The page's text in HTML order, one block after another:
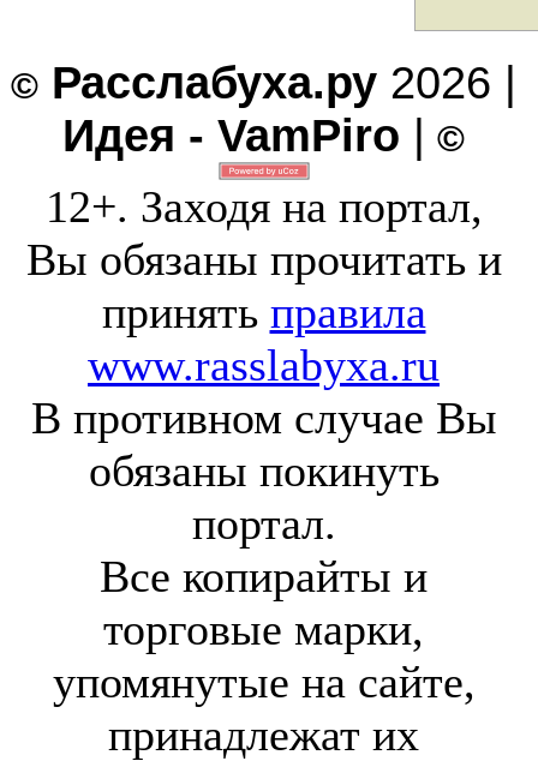
© Расслабуха.ру 2026 |
Идея - VamPiro | ©
12+. Заходя на портал,
Вы обязаны прочитать и
принять правила
www.rasslabyxa.ru
В противном случае Вы
обязаны покинуть
портал.
Все копирайты и
торговые марки,
упомянутые на сайте,
принадлежат их